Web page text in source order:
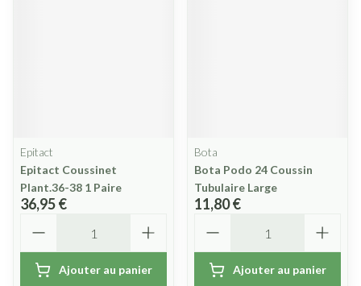
Epitact
Epitact Coussinet
Plant.36-38 1 Paire
36,95 €
Ajouter au panier
Bota
Bota Podo 24 Coussin
Tubulaire Large
11,80 €
Ajouter au panier